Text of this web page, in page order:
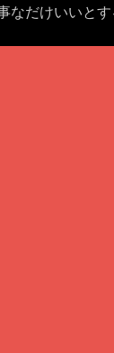
なだけいいとす